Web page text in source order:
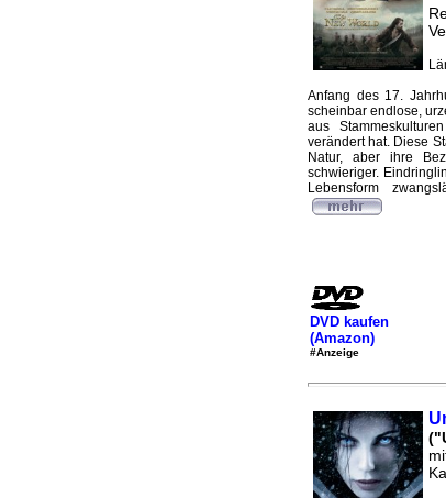
Anfang des 17.
scheinbar endlose,
aus
verändert hat. Diese
Natur, aber ihre
schwieriger.
Lebensform
DVD kaufen
(Amazon)
#Anzeige